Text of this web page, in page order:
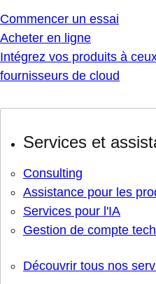
Commencer un essai
Acheter en ligne
Intégrez vos produits à
fournisseurs de cloud
Services et
Consulting
Assistance pour les
Services pour l'IA
Gestion de compte
Découvrir tous nos